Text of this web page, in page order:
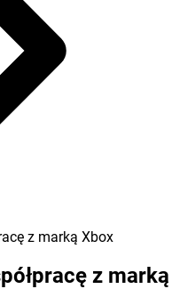
z marką Xbox
z marką